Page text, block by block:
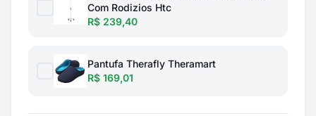
Com Rodizios Htc
R$ 239,40
Pantufa Therafly Theramart
R$ 169,01